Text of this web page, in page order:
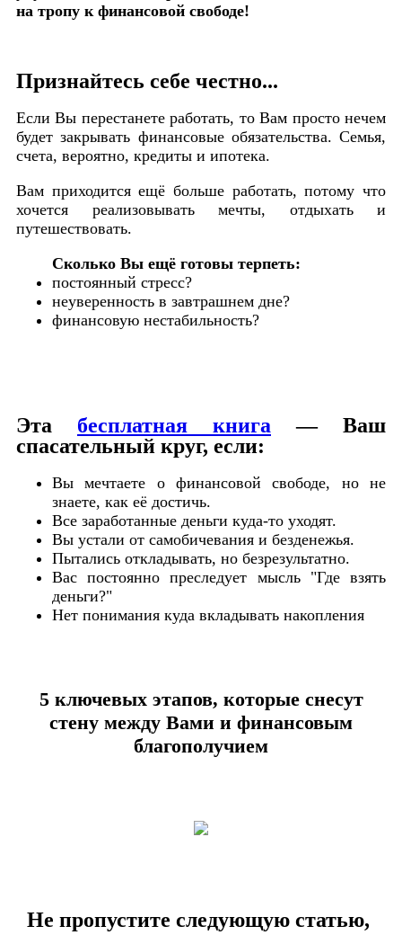
на тропу к финансовой свободе!
Признайтесь себе честно...
Если Вы перестанете работать, то Вам просто нечем
будет закрывать финансовые обязательства. Семья,
счета, вероятно, кредиты и ипотека.
Вам приходится ещё больше работать, потому что
хочется реализовывать мечты, отдыхать и
путешествовать.
Сколько Вы ещё готовы терпеть:
постоянный стресс?
неуверенность в завтрашнем дне?
финансовую нестабильность?
Эта бесплатная книга — Ваш
спасательный круг, если:
Вы мечтаете о финансовой свободе, но не
знаете, как её достичь.
Все заработанные деньги куда-то уходят.
Вы устали от самобичевания и безденежья.
Пытались откладывать, но безрезультатно.
Вас постоянно преследует мысль "Где взять
деньги?"
Нет понимания куда вкладывать накопления
5 ключевых этапов, которые снесут
стену между Вами и финансовым
благополучием
Не пропустите следующую статью,